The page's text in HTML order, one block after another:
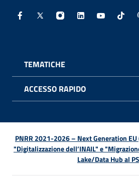
Facebook - Sito esterno -
X - Sito esterno -
Instagram - Sito
Linkedin -
TEMATICHE
ACCESSO RAPIDO
PNRR 2021-2026 – Next Generation
"Digitalizzazione dell’INAIL" e
Lake/Data Hub al